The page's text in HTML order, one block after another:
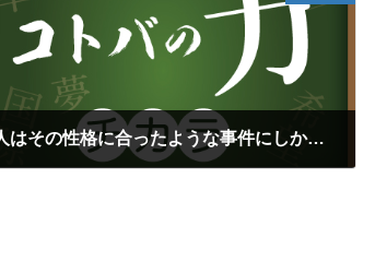
人はその性格に合ったような事件にしか出くわさない（偉人たちの一日一言）再